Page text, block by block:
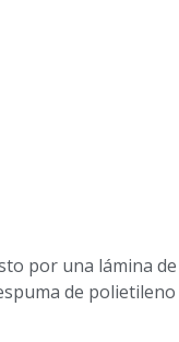
por una lámina
de